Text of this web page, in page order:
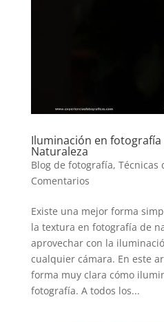
Iluminación en fotografía
Naturaleza
Blog de fotografía, Técnicas
Comentarios
Existe una mejor forma
la textura en fotografía de
aprovechar con la
cualquier cámara. En este
forma muy clara cómo
fotografía. A todos los...